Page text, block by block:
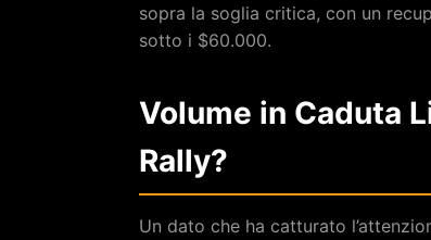
sopra la soglia critica, con un
sotto i $60.000.
Volume in Caduta
Rally?
Un dato che ha catturato